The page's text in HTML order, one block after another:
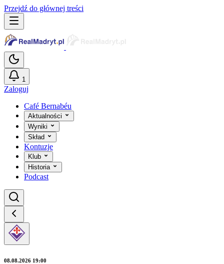
Przejdź do głównej treści
1
Zaloguj
Café Bernabéu
Aktualności
Wyniki
Skład
Kontuzje
Klub
Historia
Podcast
08.08.2026 19:00